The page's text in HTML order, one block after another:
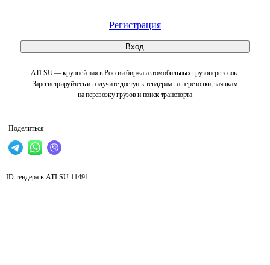
Регистрация
Вход
ATI.SU — крупнейшая в России биржа автомобильных грузоперевозок.
Зарегистрируйтесь и получите доступ к тендерам на перевозки, заявкам
на перевозку грузов и поиск транспорта
Поделиться
ID тендера в ATI.SU 11491